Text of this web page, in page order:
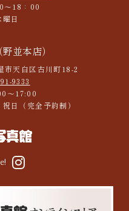
～18：00
日
並本店）
市天白区古川町18-2
9333
～17:00
日（完全予約制）